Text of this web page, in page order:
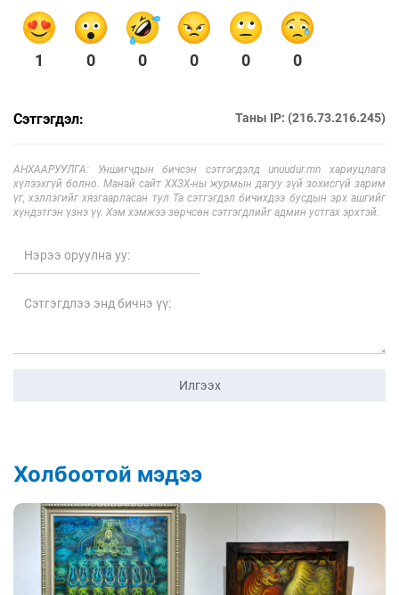
1 0 0 0 0 0
Сэтгэгдэл: Таны IP: (216.73.216.245)
АНХААРУУЛГА: Уншигчдын бичсэн сэтгэгдэлд unuudur.mn хариуцлага
хүлээхгүй болно. Манай сайт ХХЗХ-ны журмын дагуу зүй зохисгүй зарим
үг, хэллэгийг хязгаарласан тул Та сэтгэгдэл бичихдээ бусдын эрх ашгийг
хүндэтгэн үзнэ үү. Хэм хэмжээ зөрчсөн сэтгэгдлийг админ устгах эрхтэй.
Илгээх
Холбоотой мэдээ